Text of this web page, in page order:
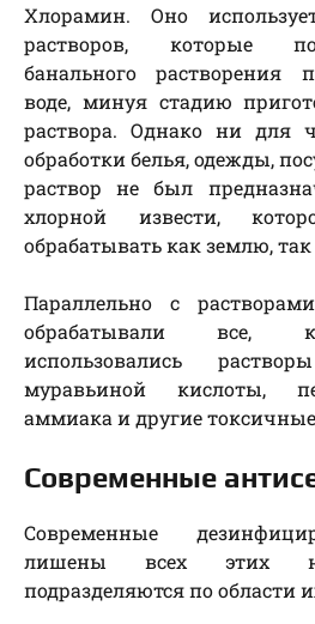
Хлорамин. Оно
растворов, которые
банального растворения
воде, минуя стадию
раствора. Однако ни для
обработки белья, одежды,
раствор не был
хлорной извести,
обрабатывать как землю,
Параллельно с
обрабатывали все,
использовались
муравьиной кислоты,
аммиака и другие
Современные
Современные
лишены всех этих
подразделяются по области